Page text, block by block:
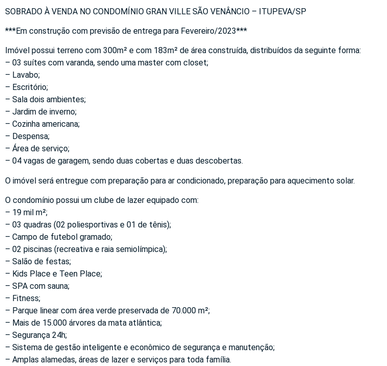
SOBRADO À VENDA NO CONDOMÍNIO GRAN VILLE SÃO VENÂNCIO – ITUPEVA/SP
***Em construção com previsão de entrega para Fevereiro/2023***
Imóvel possui terreno com 300m² e com 183m² de área construída, distribuídos da seguinte forma:
– 03 suítes com varanda, sendo uma master com closet;
– Lavabo;
– Escritório;
– Sala dois ambientes;
– Jardim de inverno;
– Cozinha americana;
– Despensa;
– Área de serviço;
– 04 vagas de garagem, sendo duas cobertas e duas descobertas.
O imóvel será entregue com preparação para ar condicionado, preparação para aquecimento solar.
O condomínio possui um clube de lazer equipado com:
– 19 mil m²;
– 03 quadras (02 poliesportivas e 01 de tênis);
– Campo de futebol gramado;
– 02 piscinas (recreativa e raia semiolímpica);
– Salão de festas;
– Kids Place e Teen Place;
– SPA com sauna;
– Fitness;
– Parque linear com área verde preservada de 70.000 m²;
– Mais de 15.000 árvores da mata atlântica;
– Segurança 24h;
– Sistema de gestão inteligente e econômico de segurança e manutenção;
– Amplas alamedas, áreas de lazer e serviços para toda família.